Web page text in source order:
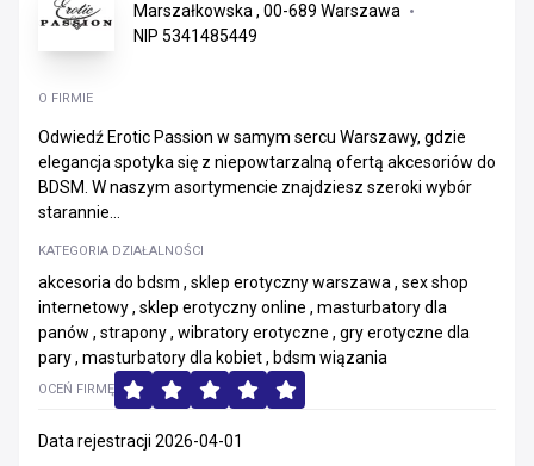
Marszałkowska , 00-689 Warszawa
NIP 5341485449
O FIRMIE
Odwiedź Erotic Passion w samym sercu Warszawy, gdzie
elegancja spotyka się z niepowtarzalną ofertą akcesoriów do
BDSM. W naszym asortymencie znajdziesz szeroki wybór
starannie...
KATEGORIA DZIAŁALNOŚCI
akcesoria do bdsm , sklep erotyczny warszawa , sex shop
internetowy , sklep erotyczny online , masturbatory dla
panów , strapony , wibratory erotyczne , gry erotyczne dla
pary , masturbatory dla kobiet , bdsm wiązania
OCEŃ FIRMĘ
Data rejestracji 2026-04-01